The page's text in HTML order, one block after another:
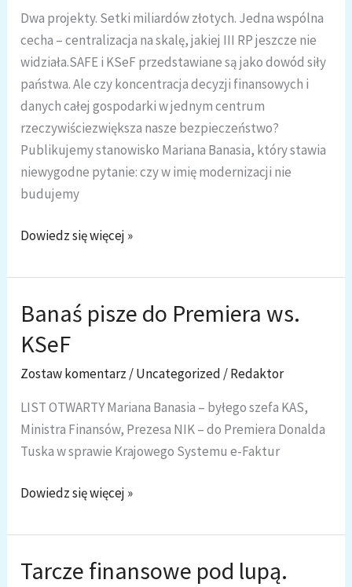
pokazuje,
że
skutki
trwają
Dwa projekty. Setki miliardów złotych. Jedna wspólna
cecha – centralizacja na skalę, jakiej III RP jeszcze nie
widziała.SAFE i KSeF przedstawiane są jako dowód siły
państwa. Ale czy koncentracja decyzji finansowych i
danych całej gospodarki w jednym centrum
rzeczywiściezwiększa nasze bezpieczeństwo?
Publikujemy stanowisko Mariana Banasia, który stawia
niewygodne pytanie: czy w imię modernizacji nie
budujemy
SAFE
KSeF.
budujemy
państwo
jednego
ryzyka?
Dowiedz się więcej »
Banaś pisze do Premiera ws.
KSeF
Zostaw komentarz /Uncategorized /Redaktor
LIST OTWARTY Mariana Banasia – byłego szefa KAS,
Ministra Finansów, Prezesa NIK – do Premiera Donalda
Tuska w sprawie Krajowego Systemu e-Faktur
Banaś
do
ws.
Dowiedz się więcej »
Tarcze finansowe pod lupą.